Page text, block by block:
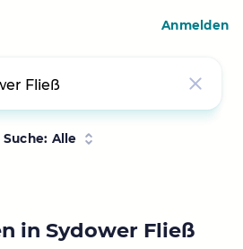
Suche: Alle
in Sydower Fließ
Anmelden